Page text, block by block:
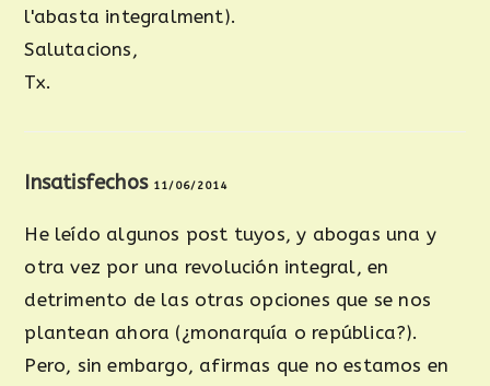
l'abasta integralment).
Salutacions,
Tx.
Insatisfechos 11/06/2014
He leído algunos post tuyos, y abogas una y
otra vez por una revolución integral, en
detrimento de las otras opciones que se nos
plantean ahora (¿monarquía o república?).
Pero, sin embargo, afirmas que no estamos en